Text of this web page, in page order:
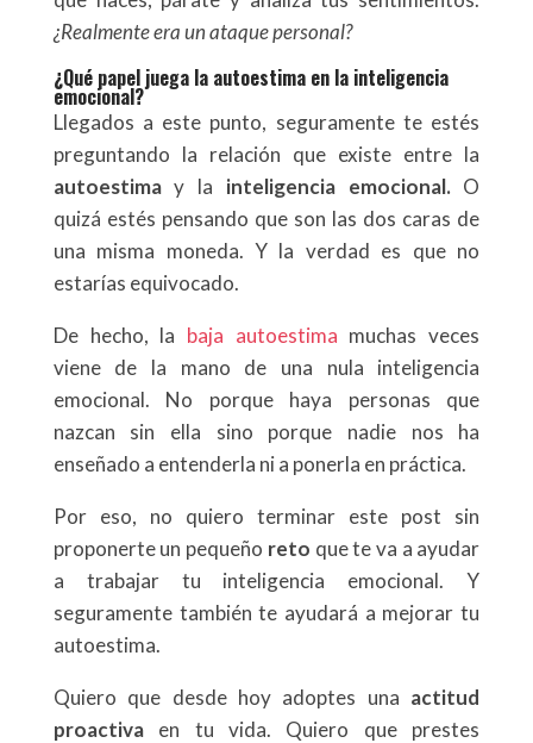
¿Realmente era un ataque personal?
¿Qué papel juega la autoestima en la inteligencia
emocional?
Llegados a este punto, seguramente te estés
preguntando la relación que existe entre la
autoestimay la inteligencia emocional.O
quizá estés pensando que son las dos caras de
una misma moneda. Y la verdad es que no
estarías equivocado.
De hecho, la baja autoestima muchas veces
viene de la mano de una nula inteligencia
emocional. No porque haya personas que
nazcan sin ella sino porque nadie nos ha
enseñado a entenderla ni a ponerla en práctica.
Por eso, no quiero terminar este post sin
proponerte un pequeño reto que te va a ayudar
a trabajar tu inteligencia emocional. Y
seguramente también te ayudará a mejorar tu
autoestima.
Quiero que desde hoy adoptes una actitud
proactivaen tu vida. Quiero que prestes